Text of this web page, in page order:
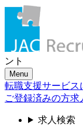
ント
Menu
転職支援サービス
ご登録済みの方求
求人検索